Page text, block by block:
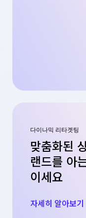
다이나믹 리타겟팅
맞춤화된
랜드를 아
이세요
자세히 알아보기